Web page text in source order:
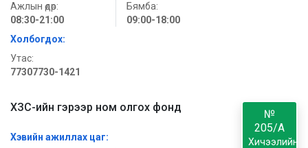
Ажлын өдөр:
08:30-21:00
Бямба:
09:00-18:00
Холбогдох:
Утас:
77307730-1421
ХЗС-ийн гэрээр ном олгох фонд
Хэвийн ажиллах цаг:
№
205/A
Хичээлийн